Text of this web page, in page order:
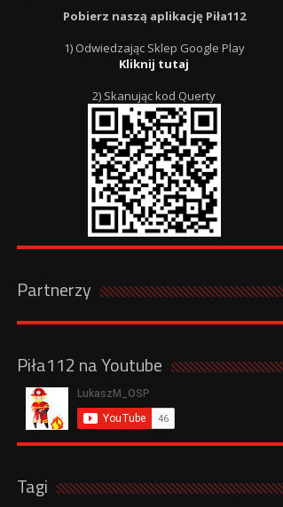
Pobierz naszą aplikację Piła112
1) Odwiedzając Sklep Google Play
Kliknij tutaj
2) Skanując kod Querty
Partnerzy
Piła112 na Youtube
Tagi